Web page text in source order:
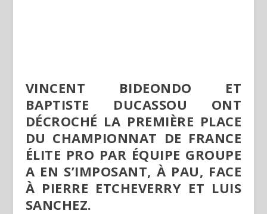
VINCENT BIDEONDO ET
BAPTISTE DUCASSOU ONT
DÉCROCHÉ LA PREMIÈRE PLACE
DU CHAMPIONNAT DE FRANCE
ÉLITE PRO PAR ÉQUIPE GROUPE
A EN S’IMPOSANT, À PAU, FACE
À PIERRE ETCHEVERRY ET LUIS
SANCHEZ.